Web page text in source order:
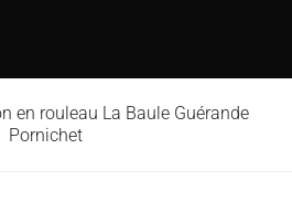
en rouleau La Baule Guérande
Pornichet